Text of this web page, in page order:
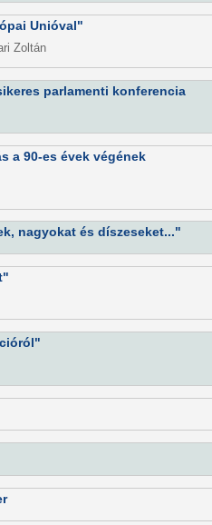
Unióval"
Zoltán
parlamenti konferencia
a 90-es évek végének
nagyokat és díszeseket..."